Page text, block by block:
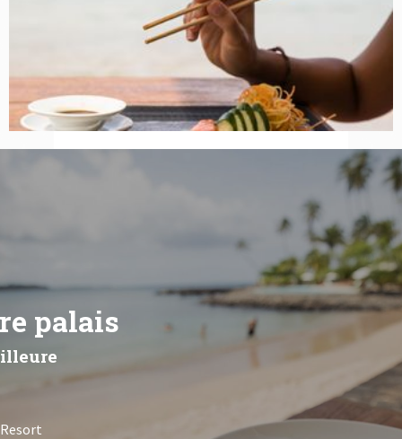
palais